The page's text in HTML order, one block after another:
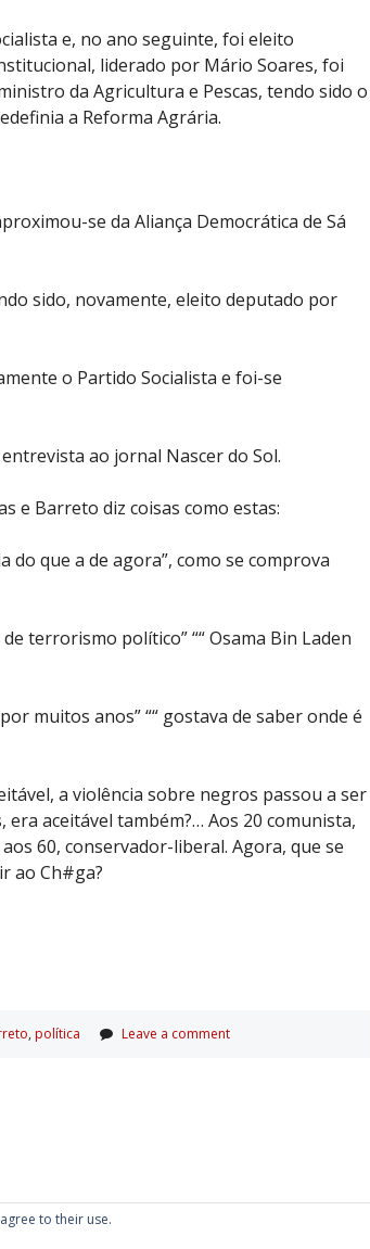
e, no ano seguinte, foi eleito
liderado por Mário Soares, foi
da Agricultura e Pescas, tendo sido o
a Reforma Agrária.
se da Aliança Democrática de Sá
sido, novamente, eleito deputado por
o Partido Socialista e foi-se
ao jornal Nascer do Sol.
e Barreto diz coisas como estas:
que a de agora”, como se comprova
terrorismo político” ““ Osama Bin Laden
muitos anos” ““ gostava de saber onde é
a violência sobre negros passou a ser
era aceitável também?… Aos 20 comunista,
60, conservador-liberal. Agora, que se
ao Ch#ga?
, polí­tica Leave a comment
to their use.